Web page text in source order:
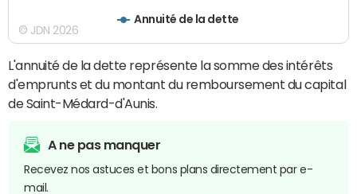
Annuité de la dette
© JDN 2026
L'annuité de la dette représente la somme des intérêts
d'emprunts et du montant du remboursement du capital
de Saint-Médard-d'Aunis.
A ne pas manquer
Recevez nos astuces et bons plans directement par e-
mail.